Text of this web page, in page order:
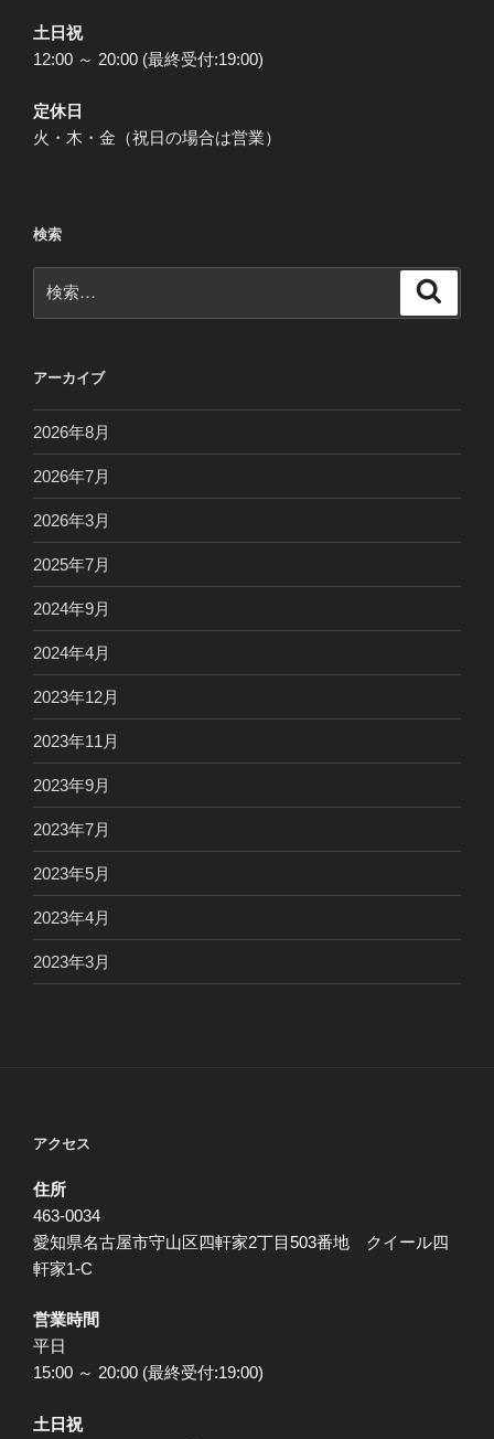
土日祝
12:00 ～ 20:00 (最終受付:19:00)
定休日
火・木・金（祝日の場合は営業）
検索
索:
アーカイブ
2026年8月
2026年7月
2026年3月
2025年7月
2024年9月
2024年4月
2023年12月
2023年11月
2023年9月
2023年7月
2023年5月
2023年4月
2023年3月
アクセス
住所
463-0034
愛知県名古屋市守山区四軒家2丁目503番地 クイール四
軒家1-C
営業時間
平日
15:00 ～ 20:00 (最終受付:19:00)
土日祝